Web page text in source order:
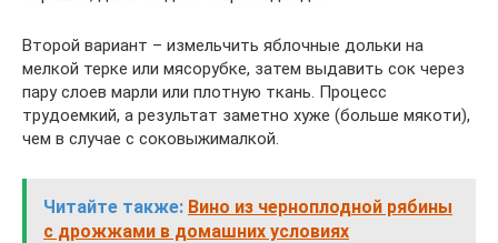
Второй вариант – измельчить яблочные дольки на
мелкой терке или мясорубке, затем выдавить сок через
пару слоев марли или плотную ткань. Процесс
трудоемкий, а результат заметно хуже (больше мякоти),
чем в случае с соковыжималкой.
Читайте также: Вино из черноплодной рябины
с дрожжами в домашних условиях